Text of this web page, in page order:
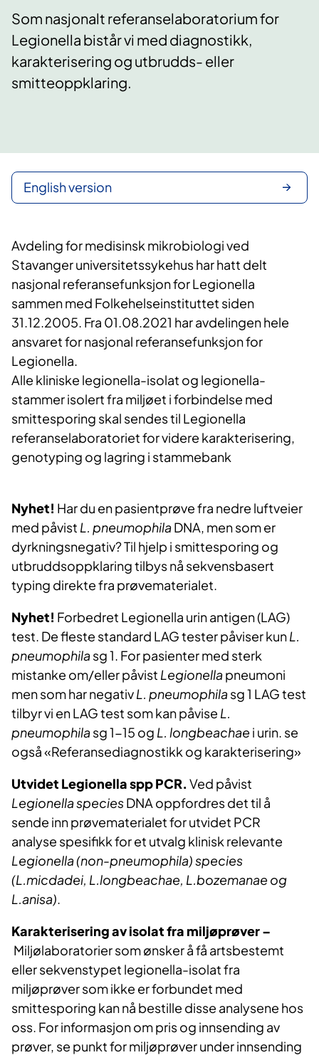
Som nasjonalt referanselaboratorium for
Legionella bistår vi med diagnostikk,
karakterisering og utbrudds- eller
smitteoppklaring.
English version
​Avdeling for medisinsk mikrobiologi ved
Stavanger universitetssykehus har hatt delt
nasjonal referansefunksjon for Legionella
sammen med Folkehelseinstituttet siden
31.12.2005. Fra 01.08.2021 har avdelingen hele
ansvaret for nasjonal referansefunksjon for
Legionella.
Alle kliniske legionella-isolat og legionella-
stammer isolert fra miljøet i forbindelse med
smittesporing skal sendes til Legionella
referanselaboratoriet for videre karakterisering,
genotyping og lagring i stammebank
Nyhet! Har du en pasientprøve fra nedre luftveier
med påvist L. pneumophilaDNA, men som er
dyrkningsnegativ? Til hjelp i smittesporing og
utbruddsoppklaring tilbys nå sekvensbasert
typing direkte fra prøvematerialet.
Nyhet! Forbedret Legionella urin antigen (LAG)
test. De fleste standard LAG tester påviser kunL.
pneumophilasg 1. For pasienter med sterk
mistanke om/eller påvist Legionellapneumoni
men som har negativL. pneumophilasg 1 LAG test
tilbyr vi en LAG test som kan påvise L.
pneumophilasg 1-15 og L. longbeachaei urin. se
også «Referansediagnostikk og karakterisering»
Utvidet Legionella spp PCR. Ved påvist
Legionella speciesDNA oppfordres det til å
sende inn prøvematerialet for utvidet PCR
analyse spesifikk for et utvalg klinisk relevante
Legionella (non-pneumophila) species
(L.micdadei, L.longbeachae, L.bozemanae og
L.anisa).
Karakterisering av isolat fra miljøprøver –
Miljølaboratorier som ønsker å få artsbestemt
eller sekvenstypet legionella-isolat fra
miljøprøver som ikke er forbundet med
smittesporing kan nå bestille disse analysene hos
oss. For informasjon om pris og innsending av
prøver, se punkt for miljøprøver under innsending